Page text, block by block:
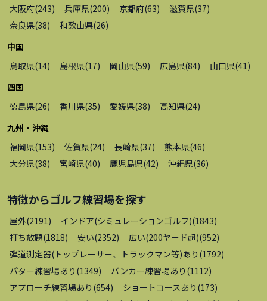
大阪府(243) 兵庫県(200) 京都府(63) 滋賀県(37)
奈良県(38) 和歌山県(26)
中国
鳥取県(14) 島根県(17) 岡山県(59) 広島県(84) 山口県(41 )
四国
徳島県(26) 香川県(35) 愛媛県(38) 高知県(24)
九州・沖縄
福岡県(153) 佐賀県(24) 長崎県(37) 熊本県(46)
大分県(38) 宮崎県(40) 鹿児島県(42) 沖縄県(36)
特徴からゴルフ練習場を探す
屋外(2191 ) インドア(シミュレーションゴルフ)(1843)
打ち放題(1818) 安い(2352) 広い(200ヤード超)(952)
弾道測定器(トップレーサー、トラックマン等)あり (1792)
パター練習場あり (1349) バンカー練習場あり (1112)
アプローチ練習場あり (654) ショートコースあり (173)